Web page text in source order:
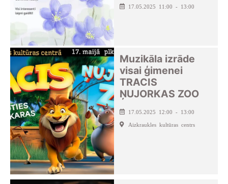
17.05.2025 11:00 - 13:00
Muzikāla izrāde
visai ģimenei
TRACIS
ŅUJORKAS ZOO
17.05.2025 12:00 - 13:00
Aizkraukles kultūras centrs